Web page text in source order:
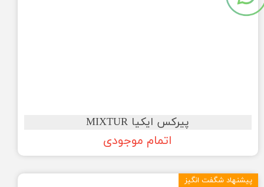
پیرکس ایکیا MIXTUR
اتمام موجودی
پیشنهاد شگفت انگیز